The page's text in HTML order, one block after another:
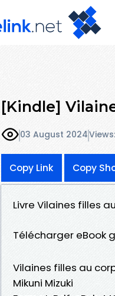
[Kindle]
03 August 2024
Copy Link Copy
Livre Vilaines filles
Télécharger eBook
Vilaines filles au
Mikuni Mizuki